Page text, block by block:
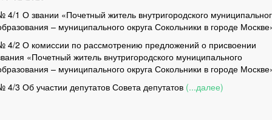
4/1 О звании «Почетный житель внутригородского
– муниципального округа Сокольники в городе
4/2 О комиссии по рассмотрению предложений о присвоении
«Почетный житель внутригородского муниципального
– муниципального округа Сокольники в городе
4/3 Об участии депутатов Совета депутатов (...далее)